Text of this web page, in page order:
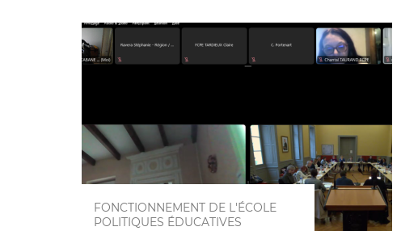
FONCTIONNEMENT DE L'ÉCOLE
POLITIQUES ÉDUCATIVES